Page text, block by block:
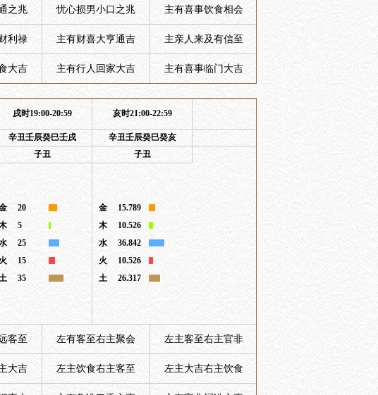
之兆 忧心损男小口之兆 主有喜事饮食相会
利禄 主有财喜大亨通吉 主亲人来及有信至
大吉 主有行人回家大吉 主有喜事临门大吉
戌时19:00-20:59 亥时21:00-22:59
辛丑壬辰癸巳壬戌
辛丑壬辰癸巳癸亥
子丑 子丑
20
5
25
火
15
35
金
15.789
木
10.526
水
36.842
火
10.526
土
26.317
客至 左有客至右主聚会 左主客至右主官非
大吉 左主饮食右主客至 左主大吉右主饮食